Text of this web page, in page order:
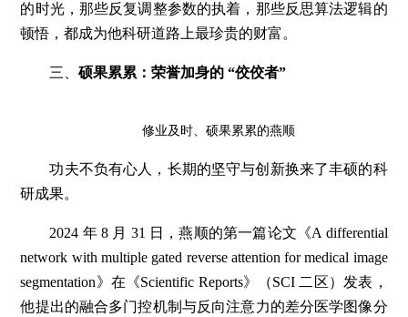
的时光，那些反复调整参数的执着，那些反思算法逻辑的
顿悟，都成为他科研道路上最珍贵的财富。
三、硕果累累：荣誉加身的 “佼佼者”
修业及时、硕果累累的燕顺
功夫不负有心人，长期的坚守与创新换来了丰硕的科
研成果。
2024 年 8 月 31 日，燕顺的第一篇论文《A differential
network with multiple gated reverse attention for medical image
segmentation》在《Scientific Reports》（SCI 二区）发表，
他提出的融合多门控机制与反向注意力的差分医学图像分